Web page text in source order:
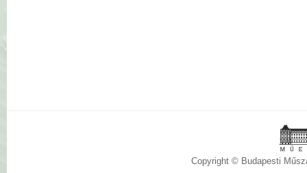
Copyright © Budapesti